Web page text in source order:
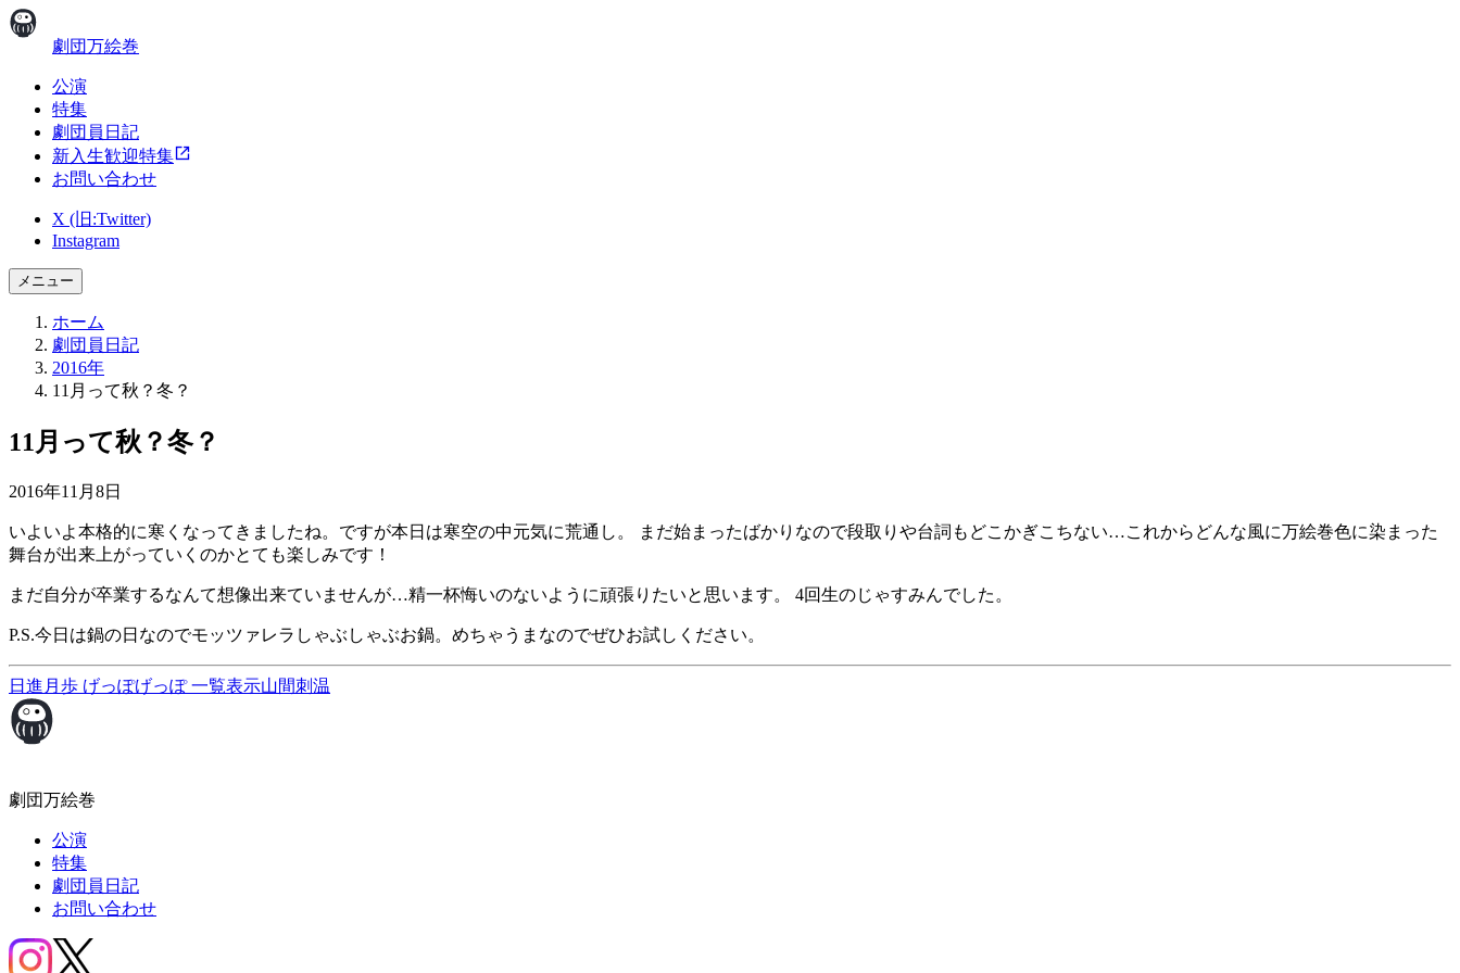
劇団万絵巻
公演
特集
劇団員日記
新入生歓迎特集
お問い合わせ
X (旧:Twitter)
Instagram
メニュー
ホーム
劇団員日記
2016年
11月って秋？冬？
11月って秋？冬？
2016年11月8日
いよいよ本格的に寒くなってきましたね。ですが本日は寒空の中元気に荒通し。 まだ始まったばかりなので段取りや台詞もどこかぎこちない…これからどんな風に万絵巻色に染まった
舞台が出来上がっていくのかとても楽しみです！
まだ自分が卒業するなんて想像出来ていませんが…精一杯悔いのないように頑張りたいと思います。 4回生のじゃすみんでした。
P.S.今日は鍋の日なのでモッツァレラしゃぶしゃぶお鍋。めちゃうまなのでぜひお試しください。
日進月歩 げっぽげっぽ一覧表示山間刺温
劇団万絵巻
公演
特集
劇団員日記
お問い合わせ